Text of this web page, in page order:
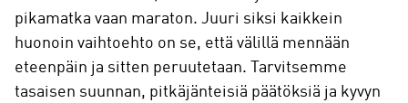
pikamatka vaan maraton. Juuri siksi kaikkein
huonoin vaihtoehto on se, että välillä mennään
eteenpäin ja sitten peruutetaan. Tarvitsemme
tasaisen suunnan, pitkäjänteisiä päätöksiä ja kyvyn